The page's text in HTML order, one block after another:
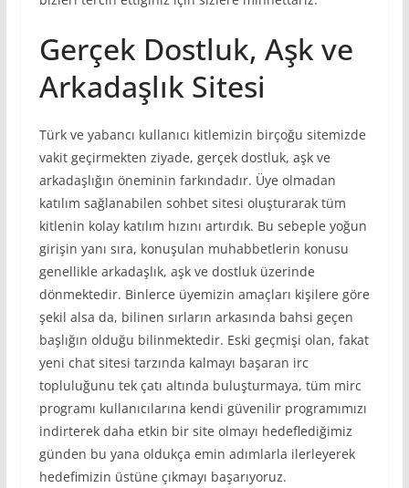
Gerçek Dostluk, Aşk ve
Arkadaşlık Sitesi
Türk ve yabancı kullanıcı kitlemizin birçoğu sitemizde
vakit geçirmekten ziyade, gerçek dostluk, aşk ve
arkadaşlığın öneminin farkındadır. Üye olmadan
katılım sağlanabilen sohbet sitesi oluşturarak tüm
kitlenin kolay katılım hızını artırdık. Bu sebeple yoğun
girişin yanı sıra, konuşulan muhabbetlerin konusu
genellikle arkadaşlık, aşk ve dostluk üzerinde
dönmektedir. Binlerce üyemizin amaçları kişilere göre
şekil alsa da, bilinen sırların arkasında bahsi geçen
başlığın olduğu bilinmektedir. Eski geçmişi olan, fakat
yeni chat sitesi tarzında kalmayı başaran irc
topluluğunu tek çatı altında buluşturmaya, tüm mirc
programı kullanıcılarına kendi güvenilir programımızı
indirterek daha etkin bir site olmayı hedeflediğimiz
günden bu yana oldukça emin adımlarla ilerleyerek
hedefimizin üstüne çıkmayı başarıyoruz.